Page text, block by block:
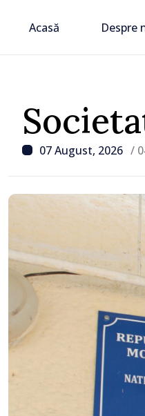
Acasă Despre
07 August, 2026 /